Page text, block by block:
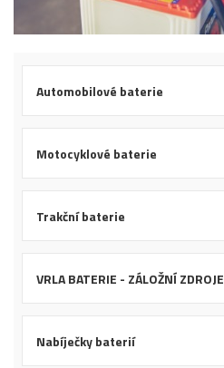
Automobilové baterie
Motocyklové baterie
Trakční baterie
VRLA BATERIE - ZÁLOŽNÍ ZDROJE
Nabíječky baterií